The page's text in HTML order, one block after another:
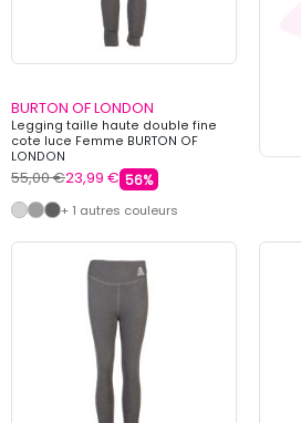
BURTON OF LONDON
Legging taille haute double fine
cote luce Femme BURTON OF
LONDON
55,00 €23,99 € 56%
+ 1 autres couleurs